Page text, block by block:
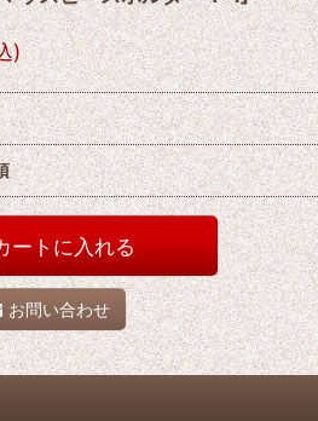
)
ートに入れる
お問い合わせ